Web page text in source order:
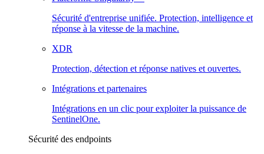
Sécurité d'entreprise unifiée. Protection, intelligence et
réponse à la vitesse de la machine.
XDR
Protection, détection et réponse natives et ouvertes.
Intégrations et partenaires
Intégrations en un clic pour exploiter la puissance de
SentinelOne.
Sécurité des endpoints